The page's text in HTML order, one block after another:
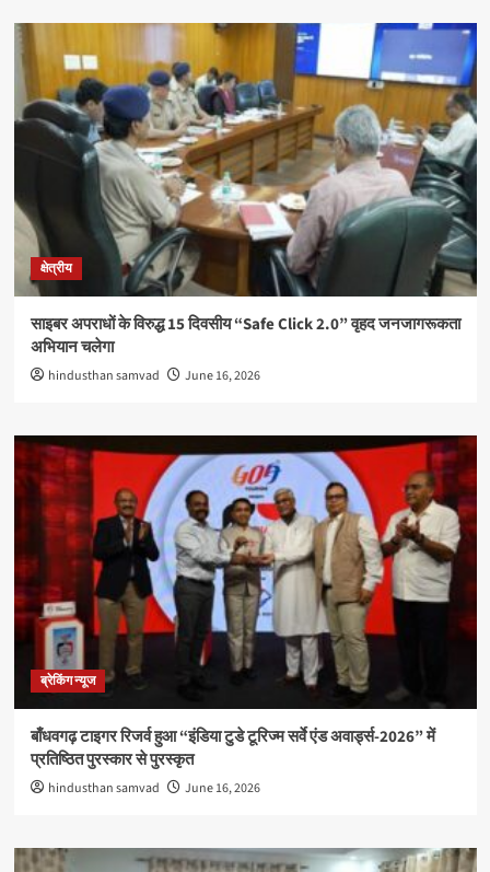
क्षेत्रीय
साइबर अपराधों के विरुद्ध 15 दिवसीय “Safe Click 2.0” वृहद जनजागरूकता
अभियान चलेगा
hindusthan samvad June 16, 2026
ब्रेकिंग न्यूज
बाँधवगढ़ टाइगर रिजर्व हुआ “इंडिया टुडे टूरिज्म सर्वे एंड अवार्ड्स-2026” में
प्रतिष्ठित पुरस्कार से पुरस्कृत
hindusthan samvad June 16, 2026